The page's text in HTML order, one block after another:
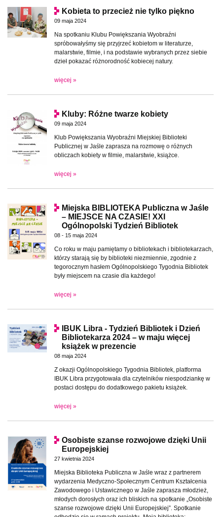
Kobieta to przecież nie tylko piękno
09 maja 2024
Na spotkaniu Klubu Powiększania Wyobraźni
spróbowałyśmy się przyjrzeć kobietom w literaturze,
malarstwie, filmie, i na podstawie wybranych przez siebie
dzieł pokazać różnorodność kobiecej natury.
więcej »
Kluby: Różne twarze kobiety
09 maja 2024
Klub Powiększania Wyobraźni Miejskiej Biblioteki
Publicznej w Jaśle zaprasza na rozmowę o różnych
obliczach kobiety w filmie, malarstwie, książce.
więcej »
Miejska BIBLIOTEKA Publiczna w Jaśle
– MIEJSCE NA CZASIE! XXI
Ogólnopolski Tydzień Bibliotek
08 - 15 maja 2024
Co roku w maju pamiętamy o bibliotekach i bibliotekarzach,
którzy starają się by biblioteki niezmiennie, zgodnie z
tegorocznym hasłem Ogólnopolskiego Tygodnia Bibliotek
były miejscem na czasie dla każdego!
więcej »
IBUK Libra - Tydzień Bibliotek i Dzień
Bibliotekarza 2024 – w maju więcej
książek w prezencie
08 maja 2024
Z okazji Ogólnopolskiego Tygodnia Bibliotek, platforma
IBUK Libra przygotowała dla czytelników niespodziankę w
postaci dostępu do dodatkowego pakietu książek.
więcej »
Osobiste szanse rozwojowe dzięki Unii
Europejskiej
27 kwietnia 2024
Miejska Biblioteka Publiczna w Jaśle wraz z partnerem
wydarzenia Medyczno-Społecznym Centrum Kształcenia
Zawodowego i Ustawicznego w Jaśle zaprasza młodzież,
młodych dorosłych oraz ich bliskich na spotkanie „Osobiste
szanse rozwojowe dzięki Unii Europejskiej”. Spotkanie